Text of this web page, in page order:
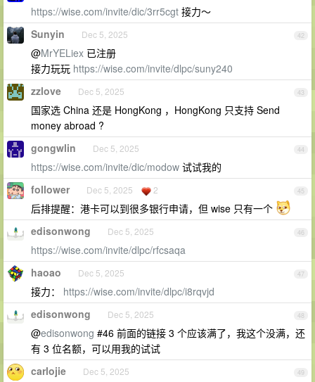
https://wise.com/invite/dic/3rr5cgt 接力～
42
Sunyin Dec 5, 2025
@MrYELiex 已注册
接力玩玩 https://wise.com/invite/dlpc/suny240
43
zzlove Dec 5, 2025
国家选 China 还是 HongKong ，HongKong 只支持 Send
money abroad ?
44
gongwlin Dec 5, 2025
https://wise.com/invite/dic/modow 试试我的
45
follower Dec 5, 2025 2
后排提醒：港卡可以到很多银行申请，但 wise 只有一个
46
edisonwong Dec 5, 2025
https://wise.com/invite/dlpc/rfcsaqa
47
haoao Dec 5, 2025
接力： https://wise.com/invite/dlpc/i8rqvjd
48
edisonwong Dec 5, 2025
@edisonwong #46 前面的链接 3 个应该满了，我这个没满，还
有 3 位名额，可以用我的试试
49
carlojie Dec 5, 2025